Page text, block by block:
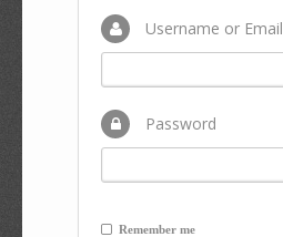
Username or Email
Password
Remember me